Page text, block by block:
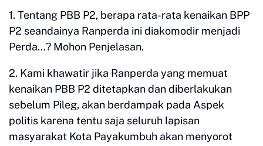
1. Tentang PBB P2, berapa rata-rata kenaikan BPP
P2 seandainya Ranperda ini diakomodir menjadi
Perda...? Mohon Penjelasan.
2. Kami khawatir jika Ranperda yang memuat
kenaikan PBB P2 ditetapkan dan diberlakukan
sebelum Pileg, akan berdampak pada Aspek
politis karena tentu saja seluruh lapisan
masyarakat Kota Payakumbuh akan menyorot